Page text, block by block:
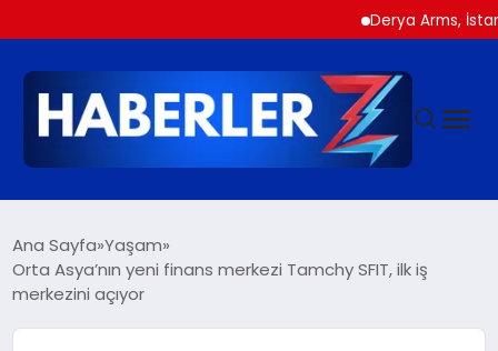
Derya Arms, İstanbul
SIYASET
Ana Sayfa Yaşam
Orta Asya’nın yeni finans merkezi Tamchy SFIT, ilk iş
merkezini açıyor